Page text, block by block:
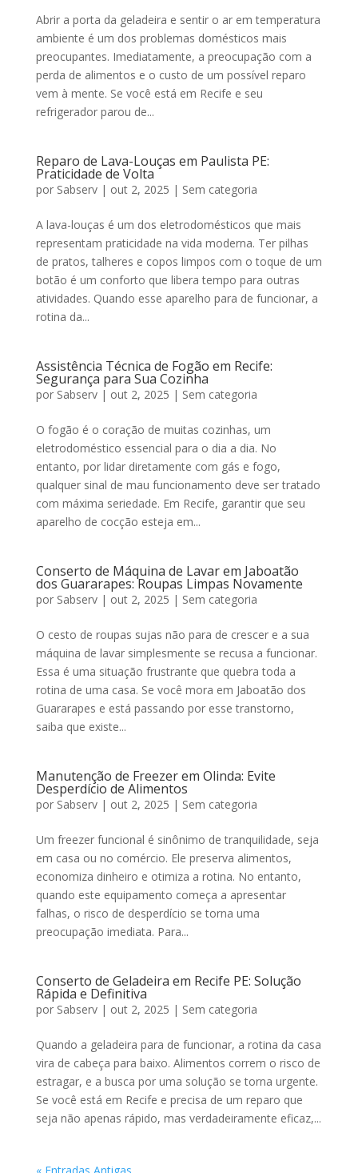
Abrir a porta da geladeira e sentir o ar em temperatura
ambiente é um dos problemas domésticos mais
preocupantes. Imediatamente, a preocupação com a
perda de alimentos e o custo de um possível reparo
vem à mente. Se você está em Recife e seu
refrigerador parou de...
Reparo de Lava-Louças em Paulista PE:
Praticidade de Volta
por Sabserv| out 2, 2025 | Sem categoria
A lava-louças é um dos eletrodomésticos que mais
representam praticidade na vida moderna. Ter pilhas
de pratos, talheres e copos limpos com o toque de um
botão é um conforto que libera tempo para outras
atividades. Quando esse aparelho para de funcionar, a
rotina da...
Assistência Técnica de Fogão em Recife:
Segurança para Sua Cozinha
por Sabserv| out 2, 2025 | Sem categoria
O fogão é o coração de muitas cozinhas, um
eletrodoméstico essencial para o dia a dia. No
entanto, por lidar diretamente com gás e fogo,
qualquer sinal de mau funcionamento deve ser tratado
com máxima seriedade. Em Recife, garantir que seu
aparelho de cocção esteja em...
Conserto de Máquina de Lavar em Jaboatão
dos Guararapes: Roupas Limpas Novamente
por Sabserv| out 2, 2025 | Sem categoria
O cesto de roupas sujas não para de crescer e a sua
máquina de lavar simplesmente se recusa a funcionar.
Essa é uma situação frustrante que quebra toda a
rotina de uma casa. Se você mora em Jaboatão dos
Guararapes e está passando por esse transtorno,
saiba que existe...
Manutenção de Freezer em Olinda: Evite
Desperdício de Alimentos
por Sabserv| out 2, 2025 | Sem categoria
Um freezer funcional é sinônimo de tranquilidade, seja
em casa ou no comércio. Ele preserva alimentos,
economiza dinheiro e otimiza a rotina. No entanto,
quando este equipamento começa a apresentar
falhas, o risco de desperdício se torna uma
preocupação imediata. Para...
Conserto de Geladeira em Recife PE: Solução
Rápida e Definitiva
por Sabserv| out 2, 2025 | Sem categoria
Quando a geladeira para de funcionar, a rotina da casa
vira de cabeça para baixo. Alimentos correm o risco de
estragar, e a busca por uma solução se torna urgente.
Se você está em Recife e precisa de um reparo que
seja não apenas rápido, mas verdadeiramente eficaz,...